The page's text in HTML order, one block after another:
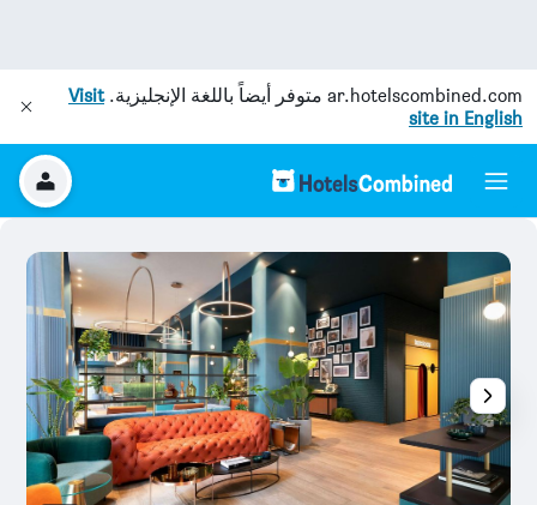
ar.hotelscombined.com متوفر أيضاً باللغة الإنجليزية.Visit
site in English